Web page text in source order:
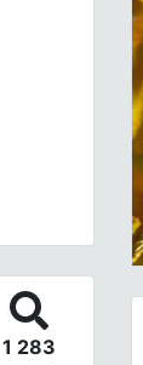
1 283